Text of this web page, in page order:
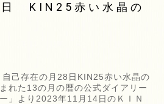
日 KIN25赤い水晶の
己存在の月28日KIN25赤い水晶の
れた13の月の暦の公式ダイアリー
」より2023年11月14日のＫＩＮ